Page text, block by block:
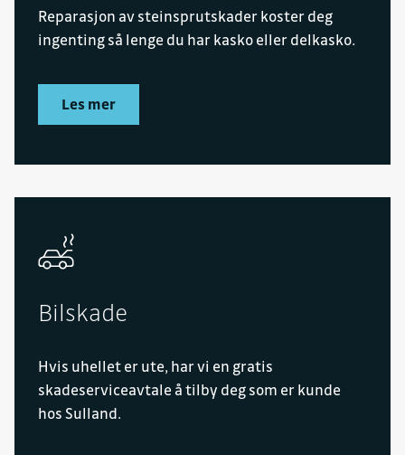
Reparasjon av steinsprutskader koster deg
ingenting så lenge du har kasko eller delkasko.
Les mer
Bilskade
Hvis uhellet er ute, har vi en gratis
skadeserviceavtale å tilby deg som er kunde
hos Sulland.